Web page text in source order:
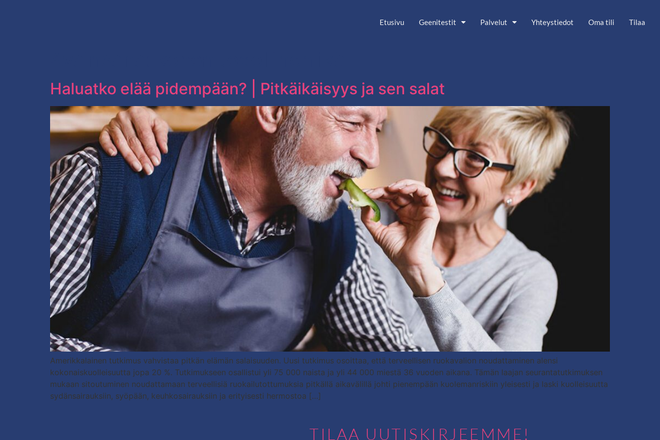
Etusivu Geenitestit Palvelut Yhteystiedot Oma tili Tilaa
Haluatko elää pidempään? | Pitkäikäisyys ja sen salat
Amerikkalainen tutkimus vahvistaa pitkän elämän salaisuuden. Uusi tutkimus osoittaa, että terveellisen ruokavalion noudattaminen alensi
kokonaiskuolleisuutta jopa 20 %. Tutkimukseen osallistui yli 75 000 naista ja yli 44 000 miestä 36 vuoden aikana. Tämän laajan seurantatutkimuksen
mukaan sitoutuminen noudattamaan terveellisiä ruokailutottumuksia pitkällä aikavälillä johti pienempään kuolemanriskiin yleisesti ja laski kuolleisuutta
sydänsairauksiin, syöpään, keuhkosairauksiin ja erityisesti hermostoa […]
TILAA UUTISKIRJEEMME!